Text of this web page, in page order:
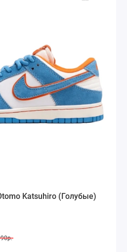
Katsuhiro (Голубые)